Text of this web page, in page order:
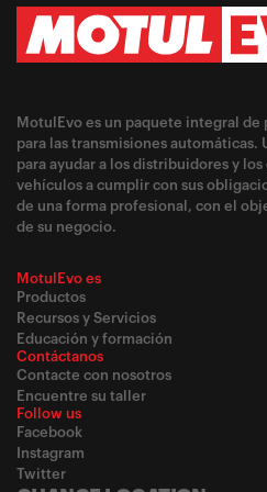
MotulEvo es un paquete integral de
para las transmisiones automáticas.
para ayudar a los distribuidores y
vehículos a cumplir con sus
de una forma profesional, con el
de su negocio.
MotulEvo es
Productos
Recursos y Servicios
Educación y formación
Contáctanos
Contacte con nosotros
Encuentre su taller
Follow us
Facebook
Instagram
Twitter